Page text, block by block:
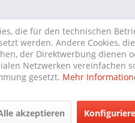
die für den technischen
werden. Andere Cookies,
der Direktwerbung dienen
Netzwerken vereinfachen
gesetzt. Mehr
akzeptieren